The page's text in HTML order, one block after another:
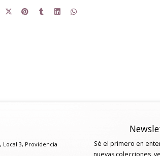
Local 3, Providencia
Sé el primero en
nuevas colecciones,